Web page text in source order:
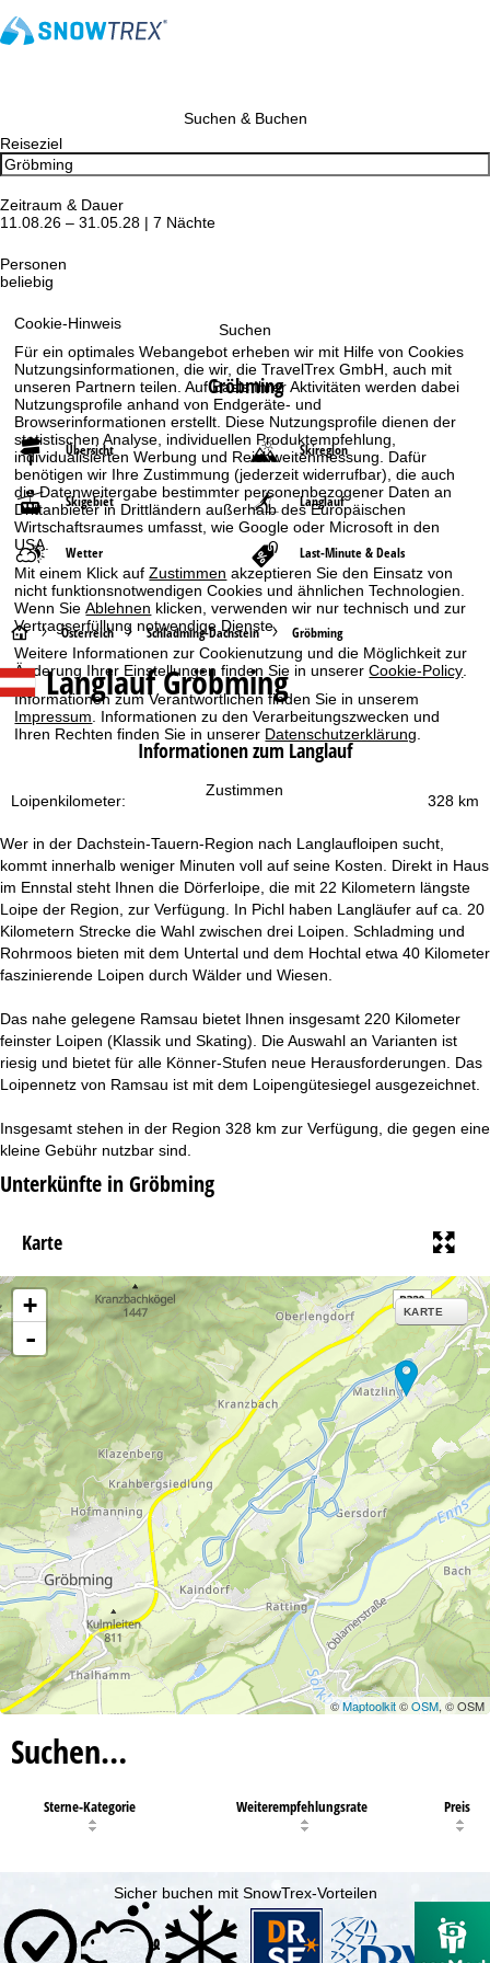
Cookie-Hinweis
Für ein optimales Webangebot erheben wir mit Hilfe von Cookies
Nutzungsinformationen, die wir, die TravelTrex GmbH, auch mit
unseren Partnern teilen. Auf Basis Ihrer Aktivitäten werden dabei
Nutzungsprofile anhand von Endgeräte- und
Browserinformationen erstellt. Diese Nutzungsprofile dienen der
statistischen Analyse, individuellen Produktempfehlung,
individualisierten Werbung und Reichweitenmessung. Dafür
benötigen wir Ihre Zustimmung (jederzeit widerrufbar), die auch
die Datenweitergabe bestimmter personenbezogener Daten an
Drittanbieter in Drittländern außerhalb des Europäischen
Wirtschaftsraumes umfasst, wie Google oder Microsoft in den
USA.
Mit einem Klick aufZustimmen akzeptieren Sie den Einsatz von
nicht funktionsnotwendigen Cookies und ähnlichen Technologien.
Wenn SieAblehnen klicken, verwenden wir nur technisch und zur
Vertragserfüllung notwendige Dienste.
Weitere Informationen zur Cookienutzung und die Möglichkeit zur
Änderung Ihrer Einstellungen finden Sie in unsererCookie-Policy
Informationen zum Verantwortlichen finden Sie in unserem
Impressum . Informationen zu den Verarbeitungszwecken und
Ihren Rechten finden Sie in unserer Datenschutzerklärung
Zustimmen
Suchen & Buchen
Reiseziel
Zeitraum & Dauer
11.08.26 – 31.05.28 | 7 Nächte
Personen
beliebig
Suchen
Gröbming
Übersicht Skiregion
Skigebiet Langlauf
Wetter Last-Minute & Deals
S
t
a
t
e
Österreich Schladming-Dachstein Gröbming
Langlauf Gröbming
Informationen zum Langlauf
328 km
Loipenkilometer:
Wer in der Dachstein-Tauern-Region nach Langlaufloipen sucht,
kommt innerhalb weniger Minuten voll auf seine Kosten. Direkt in Haus
im Ennstal steht Ihnen die Dörferloipe, die mit 22 Kilometern längste
Loipe der Region, zur Verfügung. In Pichl haben Langläufer auf ca. 20
Kilometern Strecke die Wahl zwischen drei Loipen. Schladming und
Rohrmoos bieten mit dem Untertal und dem Hochtal etwa 40 Kilometer
faszinierende Loipen durch Wälder und Wiesen.
Das nahe gelegene Ramsau bietet Ihnen insgesamt 220 Kilometer
feinster Loipen (Klassik und Skating). Die Auswahl an Varianten ist
riesig und bietet für alle Könner-Stufen neue Herausforderungen. Das
Loipennetz von Ramsau ist mit dem Loipengütesiegel ausgezeichnet.
Insgesamt stehen in der Region 328 km zur Verfügung, die gegen eine
kleine Gebühr nutzbar sind.
Unterkünfte in Gröbming
Karte
+
-
KARTE
©Maptoolkit©OSM, © OSM
Suchen…
Sterne-Kategorie Weiterempfehlungsrate Preis
Sicher buchen mit SnowTrex-Vorteilen